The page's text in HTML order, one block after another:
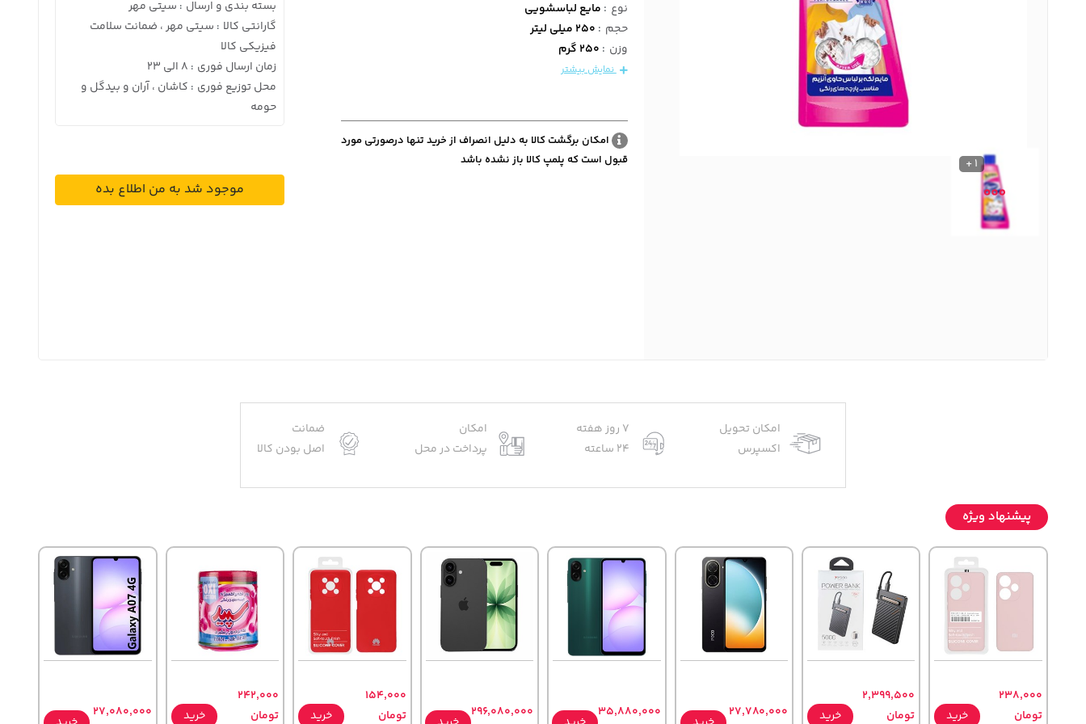
نوشیدنی ها
روشنایی و الکتریکی
1 +
نوع : مایع لباسشویی
حجم : 250 میلی لیتر
وزن : 250 گرم
نمایش بیشتر
امکان برگشت کالا به دلیل انصراف از خرید تنها درصورتی مورد
قبول است که پلمپ کالا باز نشده باشد
بسته بندی و ارسال : سیتی مهر
گارانتی کالا : سیتی مهر ، ضمانت سلامت
فیزیکی کالا
زمان ارسال فوری : 8 الی 23
محل توزیع فوری : کاشان ، آران و بیدگل و
حومه
موجود شد به من اطلاع بده
امکان تحویل
اکسپرس
7 روز هفته
24 ساعته
امکان
پرداخت در محل
ضمانت
اصل بودن کالا
پیشنهاد ویژه
238,000
تومان
خرید
2,399,500
تومان
خرید
27,780,000
35,880,000
296,080,000
154,000
تومان
خرید
242,000
تومان
خرید
27,080,000